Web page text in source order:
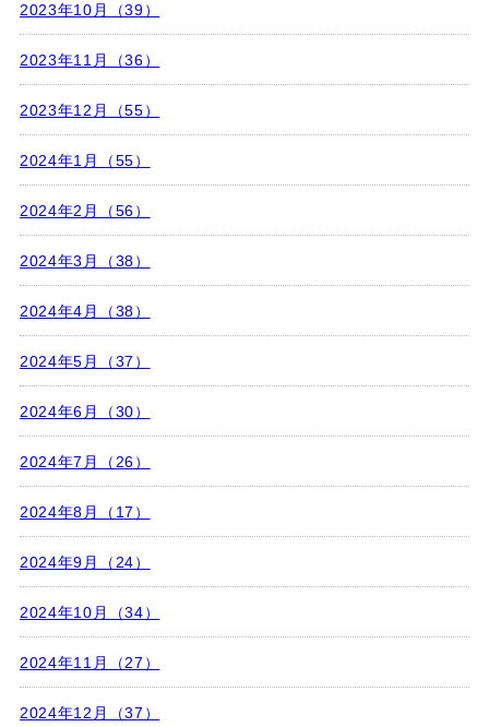
2023年10月（39）
2023年11月（36）
2023年12月（55）
2024年1月（55）
2024年2月（56）
2024年3月（38）
2024年4月（38）
2024年5月（37）
2024年6月（30）
2024年7月（26）
2024年8月（17）
2024年9月（24）
2024年10月（34）
2024年11月（27）
2024年12月（37）